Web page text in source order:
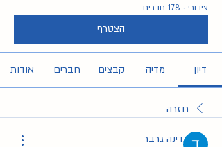
ציבורי · 178 חברים
הצטרף
דיון מדיה קבצים חברים אודות
חזרה
דינה גרבר